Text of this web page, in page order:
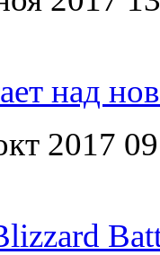
над
2017